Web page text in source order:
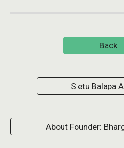
Back
Sletu Balapa
About Founder: